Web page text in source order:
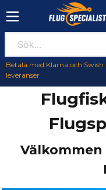
Betala med Klarna och
leveranser